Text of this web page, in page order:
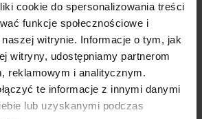
cookie do spersonalizowania treści
funkcje społecznościowe i
witrynie. Informacje o tym, jak
witryny, udostępniamy partnerom
reklamowym i analitycznym.
te informacje z innymi danymi
lub uzyskanymi podczas
były częścią programu
„Naprzód Działki”,
realizowanego przez SAM
Rozkwit na zlecenie Zarządu
Zieleni m.st. Warszawy.